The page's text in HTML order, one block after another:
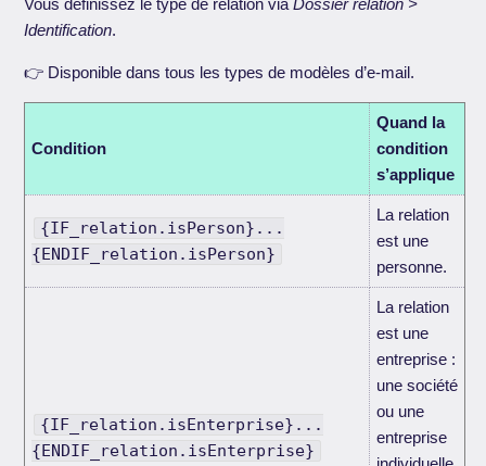
Identification.
👉 Disponible dans tous les types de modèles d’e-mail.
Condition
Quand la
condition
s’applique
{IF_relation.isPerson}...
{ENDIF_relation.isPerson}
La relation
est une
personne.
{IF_relation.isEnterprise}...
{ENDIF_relation.isEnterprise}
La relation
est une
entreprise :
une société
ou une
entreprise